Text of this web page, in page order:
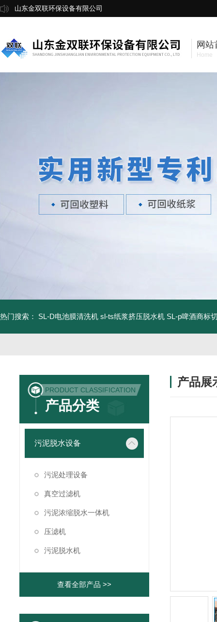
山东金双联环保设备有限公司
网站
Home
热门搜索： SL-D电池膜清洗机 sl-ts纸浆挤压脱水机 SL-p啤酒商标
PRODUCT CLASSIFICATION
产品分类
污泥脱水设备
污泥处理设备
真空过滤机
污泥浓缩脱水一体机
压滤机
污泥脱水机
查看全部产品 >>
产品展